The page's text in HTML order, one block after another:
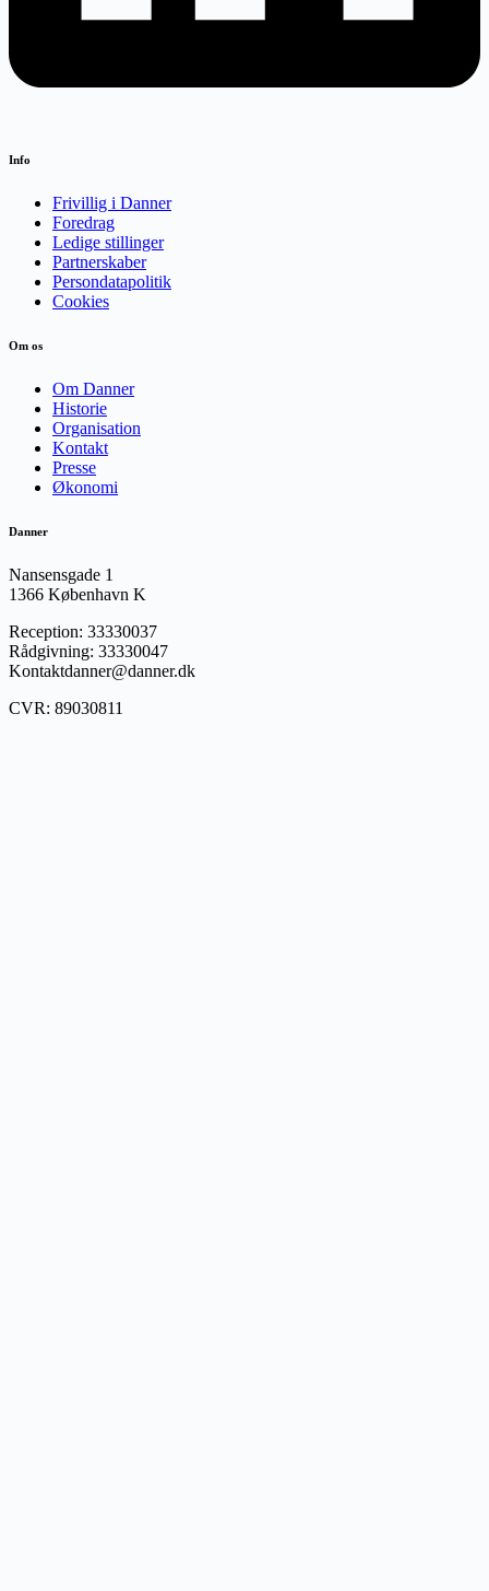
Info
Frivillig i Danner
Foredrag
Ledige stillinger
Partnerskaber
Persondatapolitik
Cookies
Om os
Om Danner
Historie
Organisation
Kontakt
Presse
Økonomi
Danner
Nansensgade 1
1366 København K
Reception: 33330037
Rådgivning: 33330047
Kontaktdanner@danner.dk
CVR: 89030811